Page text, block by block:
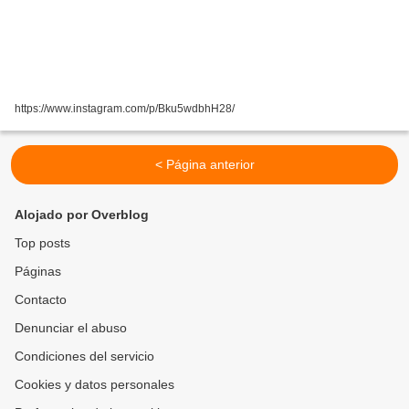
https://www.instagram.com/p/Bku5wdbhH28/
< Página anterior
Alojado por Overblog
Top posts
Páginas
Contacto
Denunciar el abuso
Condiciones del servicio
Cookies y datos personales